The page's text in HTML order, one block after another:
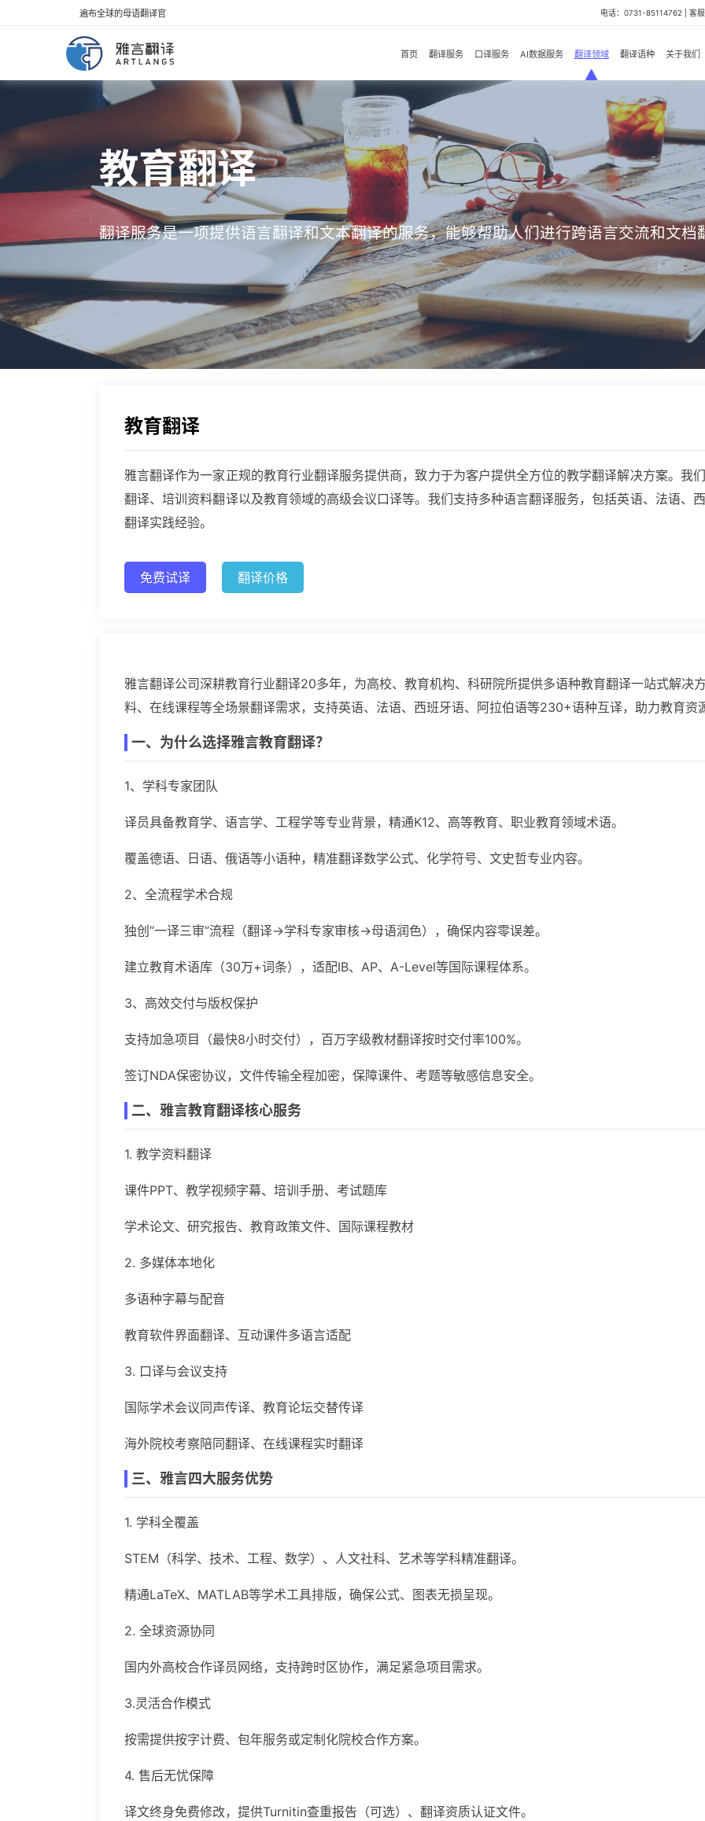
遍布全球的母语翻译官 电话：0731-85114762 | 客
首页 翻译服务 口译服务 AI数据服务 翻译领域 翻译语种 关于我们
教育翻译
翻译服务是一项提供语言翻译和文本翻译的服务，能够帮助人们进行跨语言交流和文档
教育翻译
雅言翻译作为一家正规的教育行业翻译服务提供商，致力于为客户提供全方位的教学翻译解决方案。我
翻译、培训资料翻译以及教育领域的高级会议口译等。我们支持多种语言翻译服务，包括英语、法语、
翻译实践经验。
免费试译 翻译价格
雅言翻译公司深耕教育行业翻译20多年，为高校、教育机构、科研院所提供多语种教育翻译一站式解决
料、在线课程等全场景翻译需求，支持英语、法语、西班牙语、阿拉伯语等230+语种互译，助力教育资
一、为什么选择雅言教育翻译？
1、学科专家团队
译员具备教育学、语言学、工程学等专业背景，精通K12、高等教育、职业教育领域术语。
覆盖德语、日语、俄语等小语种，精准翻译数学公式、化学符号、文史哲专业内容。
2、全流程学术合规
独创“一译三审”流程（翻译→学科专家审核→母语润色），确保内容零误差。
建立教育术语库（30万+词条），适配IB、AP、A-Level等国际课程体系。
3、高效交付与版权保护
支持加急项目（最快8小时交付），百万字级教材翻译按时交付率100%。
签订NDA保密协议，文件传输全程加密，保障课件、考题等敏感信息安全。
二、雅言教育翻译核心服务
1. 教学资料翻译
课件PPT、教学视频字幕、培训手册、考试题库
学术论文、研究报告、教育政策文件、国际课程教材
2. 多媒体本地化
多语种字幕与配音
教育软件界面翻译、互动课件多语言适配
3. 口译与会议支持
国际学术会议同声传译、教育论坛交替传译
海外院校考察陪同翻译、在线课程实时翻译
三、雅言四大服务优势
1. 学科全覆盖
STEM（科学、技术、工程、数学）、人文社科、艺术等学科精准翻译。
精通LaTeX、MATLAB等学术工具排版，确保公式、图表无损呈现。
2. 全球资源协同
国内外高校合作译员网络，支持跨时区协作，满足紧急项目需求。
3.灵活合作模式
按需提供按字计费、包年服务或定制化院校合作方案。
4. 售后无忧保障
译文终身免费修改，提供Turnitin查重报告（可选）、翻译资质认证文件。